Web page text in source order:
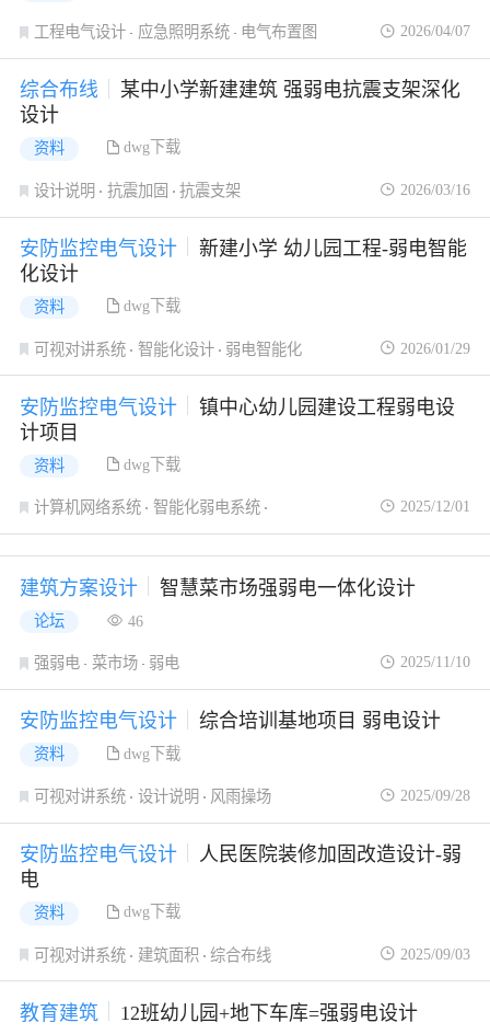
工程电气设计 应急照明系统 电气布置图 2026/04/07
综合布线
某中小学新建建筑 强弱电抗震支架深化
设计
资料 dwg下载
设计说明 抗震加固 抗震支架 2026/03/16
安防监控电气设计
新建小学 幼儿园工程-弱电智能
化设计
资料 dwg下载
可视对讲系统 智能化设计 弱电智能化 2026/01/29
安防监控电气设计
镇中心幼儿园建设工程弱电设
计项目
资料 dwg下载
计算机网络系统
智能化弱电系统
综合布线系统
2025/12/01
建筑方案设计 智慧菜市场强弱电一体化设计
论坛 46
强弱电 菜市场 弱电 2025/11/10
安防监控电气设计 综合培训基地项目 弱电设计
资料 dwg下载
可视对讲系统 设计说明 风雨操场 2025/09/28
安防监控电气设计
人民医院装修加固改造设计-弱
电
资料 dwg下载
可视对讲系统 建筑面积 综合布线 2025/09/03
教育建筑 12班幼儿园+地下车库=强弱电设计